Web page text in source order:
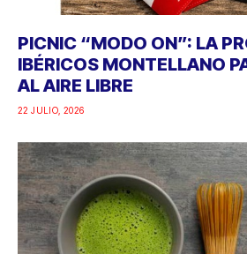
PICNIC “MODO ON”: LA
IBÉRICOS MONTELLANO
AL AIRE LIBRE
22 JULIO, 2026